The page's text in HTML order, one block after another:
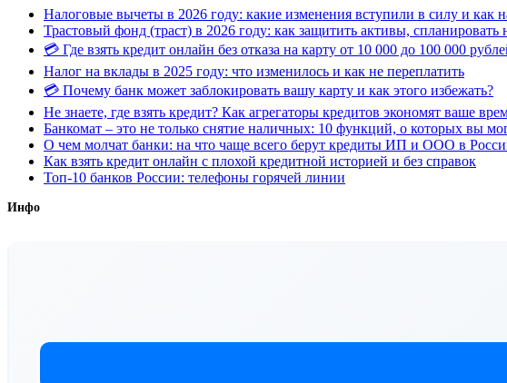
Налоговые вычеты в 2026 году: какие изменения вступили в силу и как
Трастовый фонд (траст) в 2026 году: как защитить активы, спланировать
💳 Где взять кредит онлайн без отказа на карту от 10 000 до 100 000
Налог на вклады в 2025 году: что изменилось и как не переплатить
💳 Почему банк может заблокировать вашу карту и как этого избежать?
Не знаете, где взять кредит? Как агрегаторы кредитов экономят ваше
Банкомат – это не только снятие наличных: 10 функций, о которых вы
О чем молчат банки: на что чаще всего берут кредиты ИП и ООО в
Как взять кредит онлайн с плохой кредитной историей и без справок
Топ-10 банков России: телефоны горячей линии
Инфо